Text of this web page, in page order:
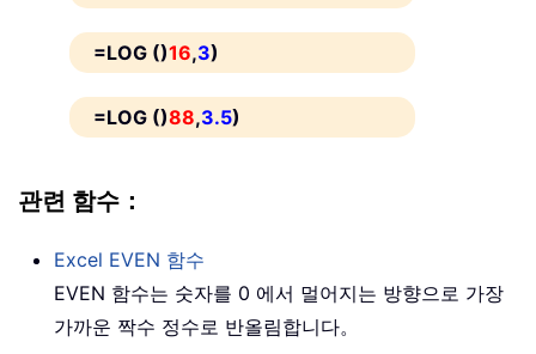
=LOG ()16,3)
=LOG ()88,3.5)
관련 함수：
Excel EVEN 함수
EVEN 함수는 숫자를 0 에서 멀어지는 방향으로 가장
가까운 짝수 정수로 반올림합니다。